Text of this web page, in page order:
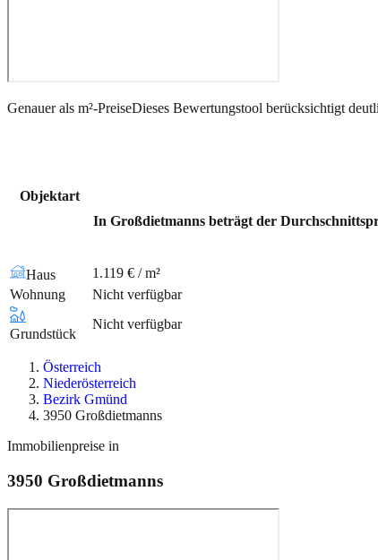
Genauer als m²-PreiseDieses Bewertungstool berücksichtigt
Objektart
In Großdietmanns beträgt der
Haus
1.119 € / m²
Wohnung
Nicht verfügbar
Grundstück
Nicht verfügbar
Österreich
Niederösterreich
Bezirk Gmünd
3950 Großdietmanns
Immobilienpreise in
3950 Großdietmanns